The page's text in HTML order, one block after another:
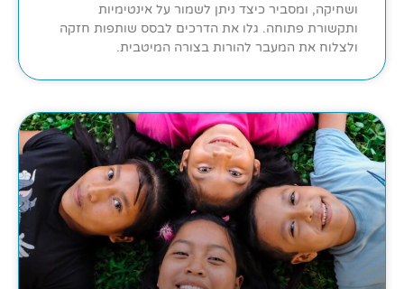
ושחיקה, ומסביר כיצד ניתן לשמור על אינטימיות
ותקשורת פתוחה. גלו את הדרכים לבסס שותפות חזקה
ולצלוח את המעבר להורות בצורה המיטבית.